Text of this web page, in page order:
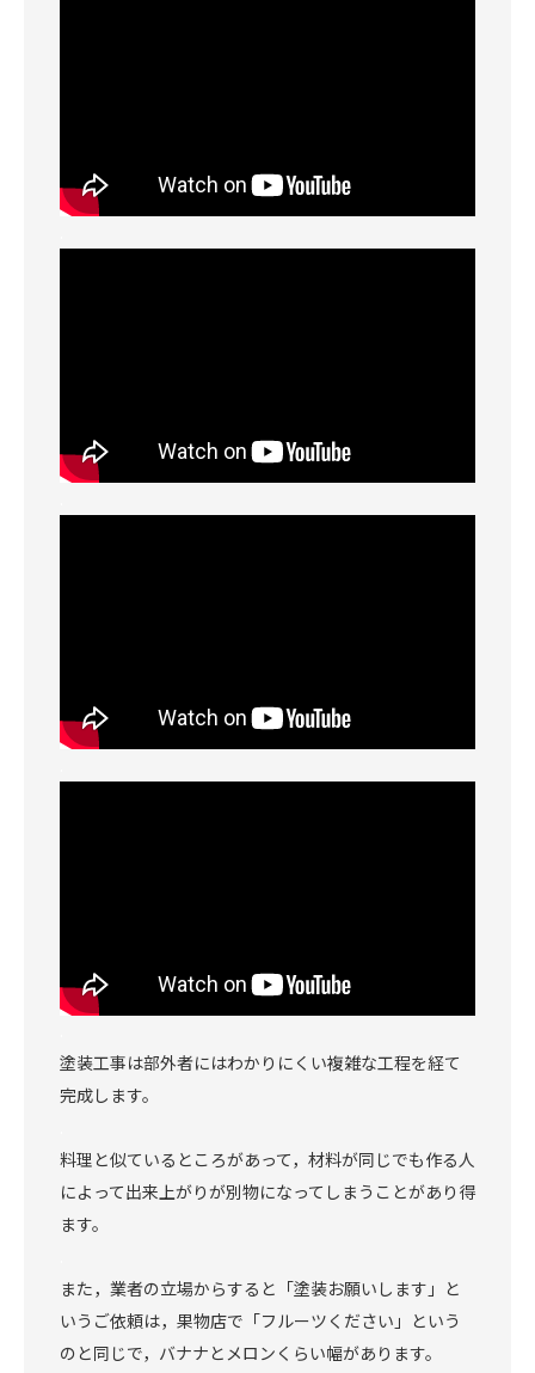
塗装工事は部外者にはわかりにくい複雑な工程を経て
完成します。
料理と似ているところがあって，材料が同じでも作る人
によって出来上がりが別物になってしまうことがあり得
ます。
また，業者の立場からすると「塗装お願いします」と
いうご依頼は，果物店で「フルーツください」という
のと同じで，バナナとメロンくらい幅があります。